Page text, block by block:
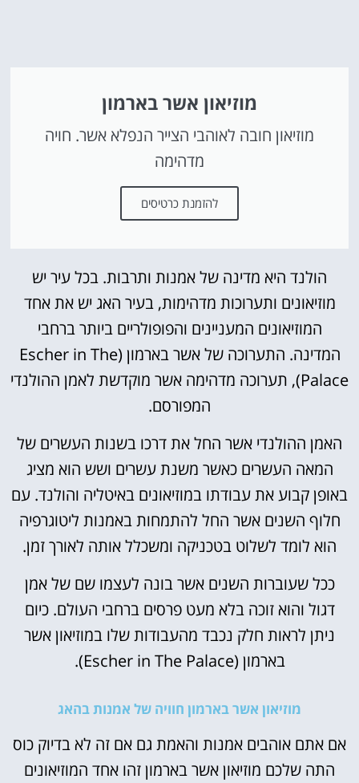
מוזיאון אשר בארמון
מוזיאון חובה לאוהבי הצייר הנפלא אשר. חויה
מדהימה
להזמנת כרטיסים
הולנד היא מדינה של אמנות ותרבות. בכל עיר יש
מוזיאונים ותערוכות מדהימות, בעיר האג יש את אחד
המוזיאונים המעניינים והפופולריים ביותר ברחבי
המדינה. התערוכה של אשר בארמון (Escher in The
Palace), תערוכה מדהימה אשר מוקדשת לאמן ההולנדי
המפורסם.
האמן ההולנדי אשר החל את דרכו בשנות העשרים של
המאה העשרים כאשר משנת עשרים ושש הוא מציג
באופן קבוע את עבודתו במוזיאונים באיטליה והולנד. עם
חלוף השנים אשר החל להתמחות באמנות ליטוגרפיה
הוא לומד לשלוט בטכניקה ומשכלל אותה לאורך זמן.
ככל שעוברות השנים אשר בונה לעצמו שם של אמן
דגול והוא זוכה בלא מעט פרסים ברחבי העולם. כיום
ניתן לראות חלק נכבד מהעבודות שלו במוזיאון אשר
בארמון (Escher in The Palace).
מוזיאון אשר בארמון חוויה של אמנות בהאג
אם אתם אוהבים אמנות והאמת גם אם זה לא בדיוק כוס
התה שלכם מוזיאון אשר בארמון זהו אחד המוזיאונים